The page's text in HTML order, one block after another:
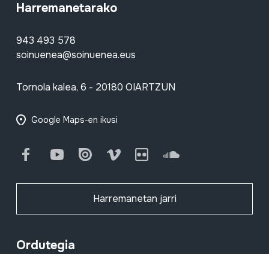
Harremanetarako
943 493 578
soinuenea@soinuenea.eus
Tornola kalea, 6 - 20180 OIARTZUN
Google Maps-en ikusi
FacebookYoutube Issuu Vimeo Flickr SoundCloud
Harremanetan jarri
Ordutegia